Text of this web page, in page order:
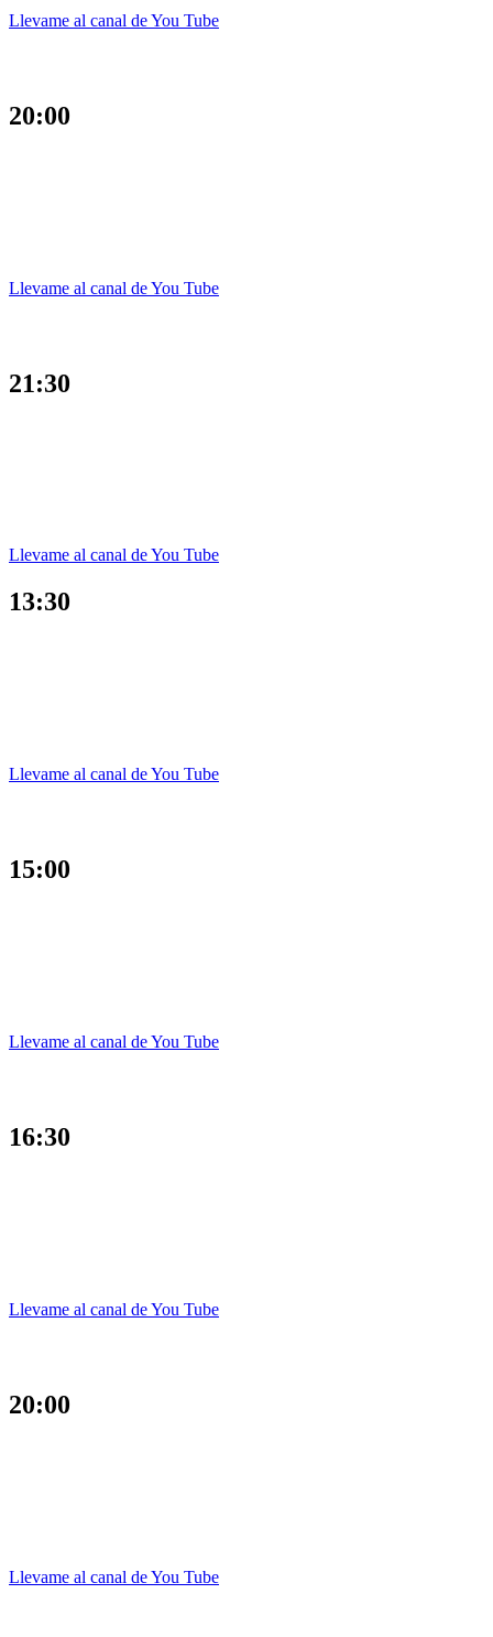
Llevame al canal de You Tube
20:00
Llevame al canal de You Tube
21:30
Llevame al canal de You Tube
13:30
Llevame al canal de You Tube
15:00
Llevame al canal de You Tube
16:30
Llevame al canal de You Tube
20:00
Llevame al canal de You Tube